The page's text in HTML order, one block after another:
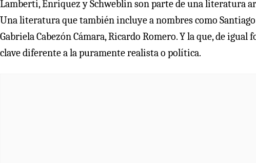
Lamberti, Enriquez y Schweblin son parte de una literatura
Una literatura que también incluye a nombres como
Gabriela Cabezón Cámara, Ricardo Romero. Y la que, de
clave diferente a la puramente realista o política.